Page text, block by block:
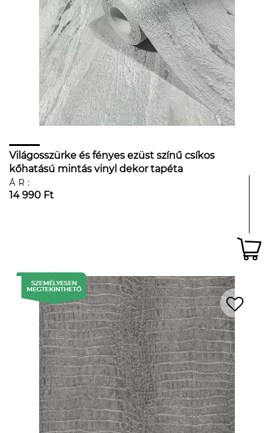
Világosszürke és fényes ezüst színű csíkos
kőhatású mintás vinyl dekor tapéta
ÁR:
14 990 Ft